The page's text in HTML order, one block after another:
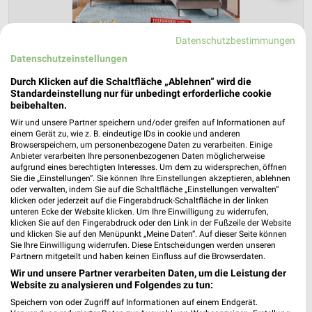
Polster Aktuell Prospekt für Essen ab Di.
den 04.08.
Testsieger Komfort
Gültig von 04. Aug. bis 01. Sep.
📅 Kalendereintrag erstellen
PROSPEKT BLÄTTERN
Datenschutzbestimmungen
Datenschutzeinstellungen
Durch Klicken auf die Schaltfläche „Ablehnen“ wird die
Standardeinstellung nur für unbedingt erforderliche cookie
beibehalten.
Wir und unsere Partner speichern und/oder greifen auf Informationen auf
einem Gerät zu, wie z. B. eindeutige IDs in cookie und anderen
Browserspeichern, um personenbezogene Daten zu verarbeiten. Einige
Anbieter verarbeiten Ihre personenbezogenen Daten möglicherweise
aufgrund eines berechtigten Interesses. Um dem zu widersprechen, öffnen
Sie die „Einstellungen“. Sie können Ihre Einstellungen akzeptieren, ablehnen
oder verwalten, indem Sie auf die Schaltfläche „Einstellungen verwalten“
klicken oder jederzeit auf die Fingerabdruck-Schaltfläche in der linken
unteren Ecke der Website klicken. Um Ihre Einwilligung zu widerrufen,
klicken Sie auf den Fingerabdruck oder den Link in der Fußzeile der Website
und klicken Sie auf den Menüpunkt „Meine Daten“. Auf dieser Seite können
Sie Ihre Einwilligung widerrufen. Diese Entscheidungen werden unseren
Partnern mitgeteilt und haben keinen Einfluss auf die Browserdaten.
Wir und unsere Partner verarbeiten Daten, um die Leistung der
Website zu analysieren und Folgendes zu tun:
Speichern von oder Zugriff auf Informationen auf einem Endgerät.